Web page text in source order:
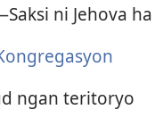
ni Jehova
ngan teritoryo